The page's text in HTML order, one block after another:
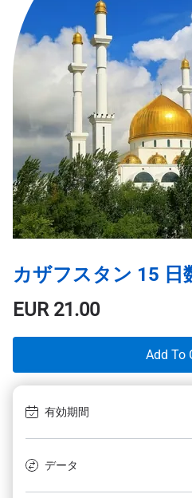
カザフスタン 15 日
EUR21.00
Add To
有効期間
データ